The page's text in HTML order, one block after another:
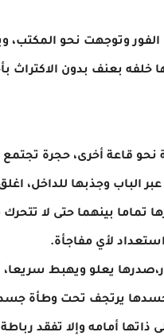
وتوجهت نحو المكتب،
خلفه بعنف بدون الاكتراث
قاعة أخرى، حجرة تجتمع
عبر الباب وجذبها
تماما بينهما حتى لا
لأي مفاجأة.
يعلو ويهبط
جسدها يرتجف تحت وطأة
ذاتها أمامه وإلا تفقد